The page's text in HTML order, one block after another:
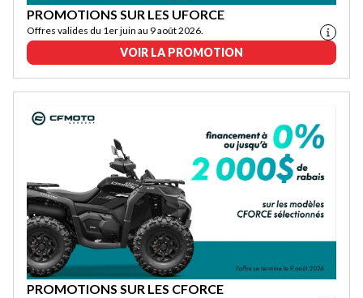
PROMOTIONS SUR LES UFORCE
Offres valides du 1er juin au 9 août 2026.
VOIR LA PROMOTION
PROMOTIONS SUR LES CFORCE